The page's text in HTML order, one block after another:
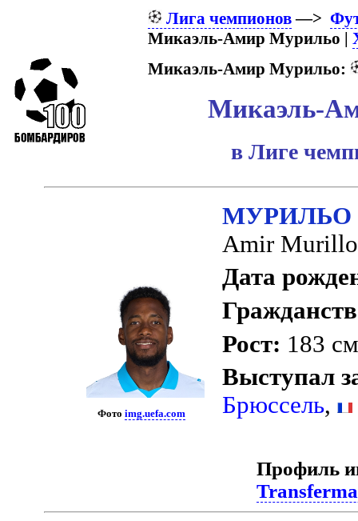
Лига чемпионов—>
Микаэль-Амир Мурильо |
Микаэль-Амир Мурильо:
Микаэль-
в Лиге
Фотоimg.uefa.com
МУРИЛЬО
Amir
Дата
Рост: 183
Выступал
Брюссель,
Профиль